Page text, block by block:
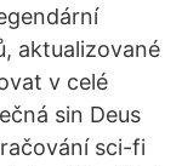
aktualizované
v celé
sin Deus
sci-fi